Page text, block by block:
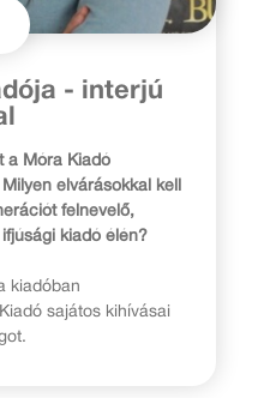
- interjú
a Móra Kiadó
elvárásokkal kell
felnevelő,
kiadó élén?
kiadóban
sajátos kihívásai